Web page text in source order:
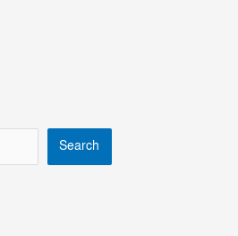
Search